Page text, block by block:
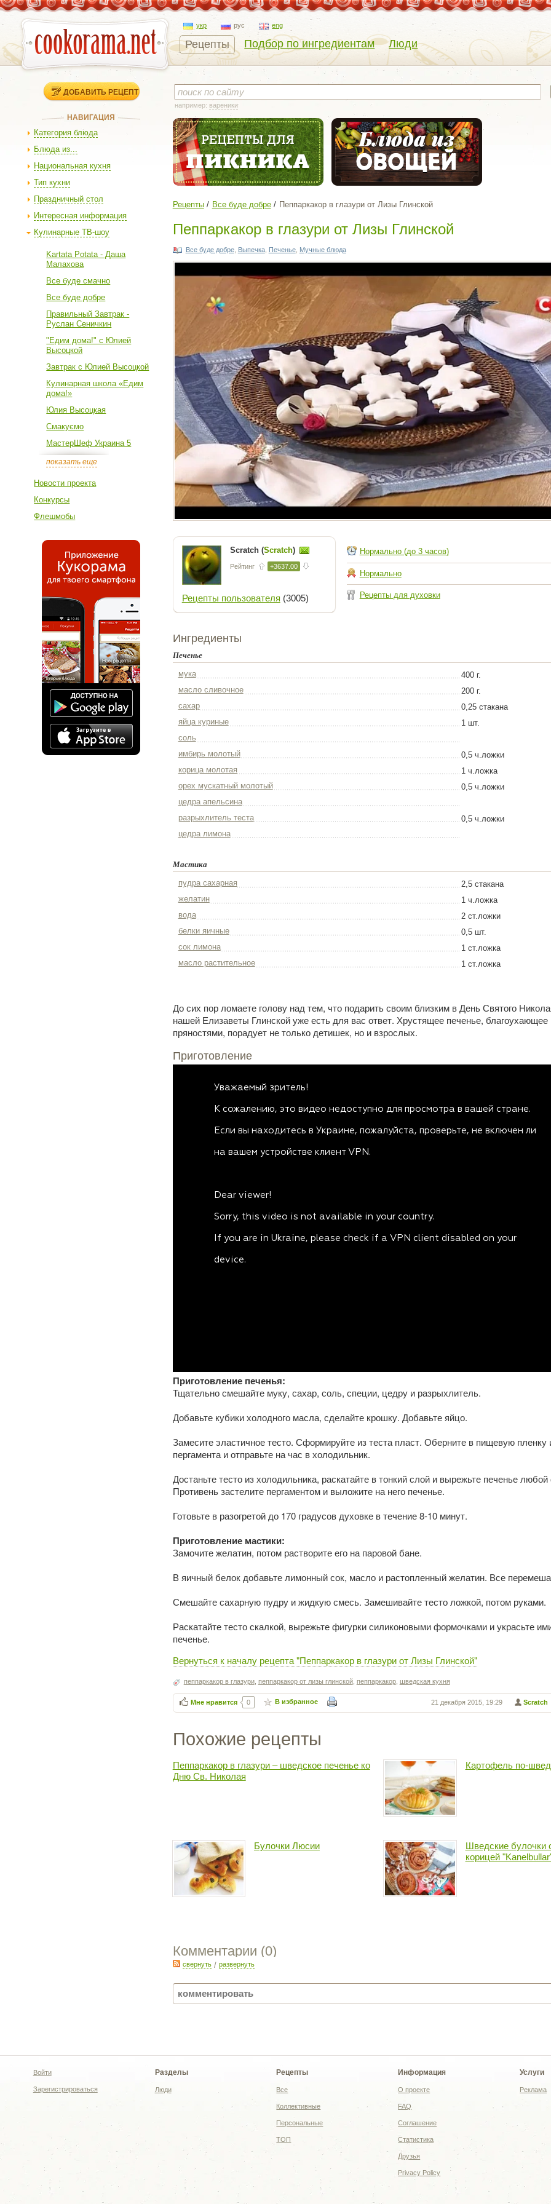
укр рус eng
Рецепты Подбор по ингредиентам Люди
ДОБАВИТЬ РЕЦЕПТ
НАВИГАЦИЯ
Категория блюда
Блюда из...
Национальная кухня
Тип кухни
Праздничный стол
Интересная информация
Кулинарные ТВ-шоу
Kartata Potata - Даша
Малахова
Все буде смачно
Все буде добре
Правильный Завтрак -
Руслан Сеничкин
"Едим дома!" с Юлией
Высоцкой
Завтрак с Юлией Высоцкой
Кулинарная школа «Едим
дома!»
Юлия Высоцкая
Смакуємо
МастерШеф Украина 5
показать еще
Новости проекта
Конкурсы
Флешмобы
например: вареники
Рецепты Все буде добре Пеппаркакор в глазури от Лизы Глинской
Пеппаркакор в глазури от Лизы Глинской
Все буде добре, Выпечка, Печенье, Мучные блюда
Scratch (Scratch)
Рейтинг +3637.00
Рецепты пользователя (3005)
Нормально (до 3 часов)
Нормально
Рецепты для духовки
Ингредиенты
Печенье
мука
400 г.
масло сливочное
200 г.
сахар
0,25 стакана
яйца куриные
1 шт.
соль
имбирь молотый
0,5 ч.ложки
корица молотая
1 ч.ложка
орех мускатный молотый
0,5 ч.ложки
цедра апельсина
разрыхлитель теста
0,5 ч.ложки
цедра лимона
Мастика
пудра сахарная
2,5 стакана
желатин
1 ч.ложка
вода
2 ст.ложки
белки яичные
0,5 шт.
сок лимона
1 ст.ложка
масло растительное
1 ст.ложка
До сих пор ломаете голову над тем, что подарить своим близким в День Святого
нашей Елизаветы Глинской уже есть для вас ответ. Хрустящее печенье, благоухающее
пряностями, порадует не только детишек, но и взрослых.
Приготовление
Приготовление печенья:
Тщательно смешайте муку, сахар, соль, специи, цедру и разрыхлитель.
Добавьте кубики холодного масла, сделайте крошку. Добавьте яйцо.
Замесите эластичное тесто. Сформируйте из теста пласт. Оберните в пищевую пленку
пергамента и отправьте на час в холодильник.
Достаньте тесто из холодильника, раскатайте в тонкий слой и вырежьте печенье
Противень застелите пергаментом и выложите на него печенье.
Готовьте в разогретой до 170 градусов духовке в течение 8-10 минут.
Приготовление мастики:
Замочите желатин, потом растворите его на паровой бане.
В яичный белок добавьте лимонный сок, масло и растопленный желатин. Все
Смешайте сахарную пудру и жидкую смесь. Замешивайте тесто ложкой, потом руками.
Раскатайте тесто скалкой, вырежьте фигурки силиконовыми формочками и украсьте
печенье.
Вернуться к началу рецепта "Пеппаркакор в глазури от Лизы Глинской"
пеппаркакор в глазури, пеппаркакор от лизы глинской, пеппаркакор, шведская кухня
Scratch
21 декабря 2015, 19:29
Мне нравится 0 В избранное
Похожие рецепты
Пеппаркакор в глазури – шведское печенье ко
Дню Св. Николая
Картофель по-
Булочки Люсии
Шведские булочки
корицей
Комментарии (0)
свернуть/ развернуть
Войти
Зарегистрироваться
Разделы
Люди
Рецепты
Все
Коллективные
Персональные
ТОП
Информация
О проекте
FAQ
Соглашение
Статистика
Друзья
Privacy Policy
Услуги
Реклама